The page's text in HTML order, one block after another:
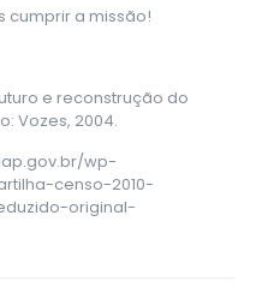
cumprir a missão!
e reconstrução do
Vozes, 2004.
wp-
censo-2010-
original-